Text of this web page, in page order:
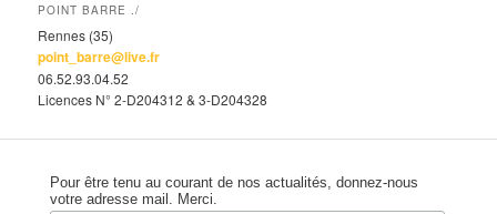
POINT BARRE ./
Rennes (35)
point_barre@live.fr
06.52.93.04.52
Licences N° 2-D204312 & 3-D204328
Pour être tenu au courant de nos actualités, donnez-nous
votre adresse mail. Merci.